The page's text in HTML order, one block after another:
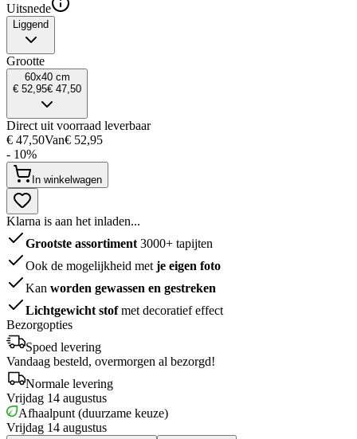
Uitsnede
Liggend
Grootte
60x40 cm
€ 52,95€ 47,50
Direct uit voorraad leverbaar
€ 47,50Van€ 52,95
- 10%
In winkelwagen
Klarna is aan het inladen...
Grootste assortiment 3000+ tapijten
Ook de mogelijkheid met je eigen foto
Kan worden gewassen en gestreken
Lichtgewicht stofmet decoratief effect
Bezorgopties
Spoed levering
Vandaag besteld, overmorgen al bezorgd!
Normale levering
Vrijdag 14 augustus
Afhaalpunt (duurzame keuze)
Vrijdag 14 augustus